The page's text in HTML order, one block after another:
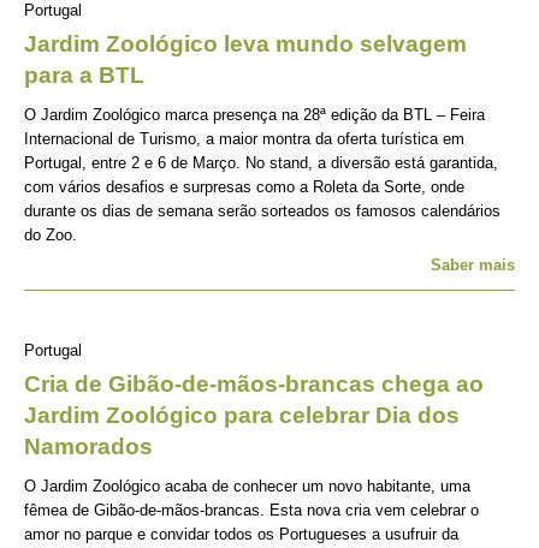
Portugal
Jardim Zoológico leva mundo selvagem
para a BTL
O Jardim Zoológico marca presença na 28ª edição da BTL – Feira
Internacional de Turismo, a maior montra da oferta turística em
Portugal, entre 2 e 6 de Março. No stand, a diversão está garantida,
com vários desafios e surpresas como a Roleta da Sorte, onde
durante os dias de semana serão sorteados os famosos calendários
do Zoo.
Saber mais
Portugal
Cria de Gibão-de-mãos-brancas chega ao
Jardim Zoológico para celebrar Dia dos
Namorados
O Jardim Zoológico acaba de conhecer um novo habitante, uma
fêmea de Gibão-de-mãos-brancas. Esta nova cria vem celebrar o
amor no parque e convidar todos os Portugueses a usufruir da